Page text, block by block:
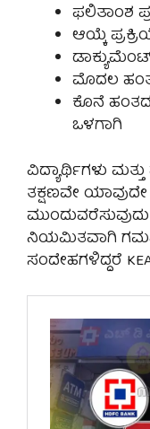
ಫಲಿತಾಂಶ
ಆಯ್ಕೆ
ಮೊದಲ
ಕೊನೆ ಹಂತದ
ಒಳಗಾಗಿ
ವಿದ್ಯಾರ್ಥಿಗಳು
ತಕ್ಷಣವೇ
ಮುಂದುವರೆಸುವುದು
ನಿಯಮಿತವಾಗಿ
ಸಂದೇಹಗಳಿದ್ದರೆ